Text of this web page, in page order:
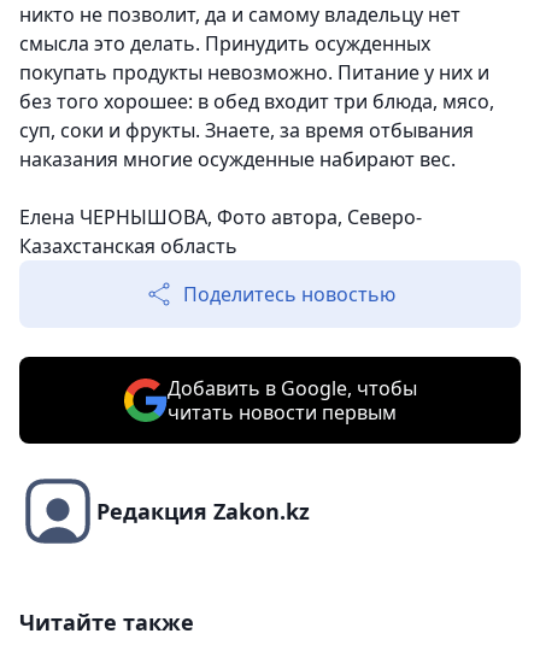
никто не позволит, да и самому владельцу нет
смысла это делать. Принудить осужденных
покупать продукты невозможно. Питание у них и
без того хорошее: в обед входит три блюда, мясо,
суп, соки и фрукты. Знаете, за время отбывания
наказания многие осужденные набирают вес.
Елена ЧЕРНЫШОВА, Фото автора, Северо-
Казахстанская область
Поделитесь новостью
Добавить в Google, чтобы
читать новости первым
Редакция Zakon.kz
Читайте также